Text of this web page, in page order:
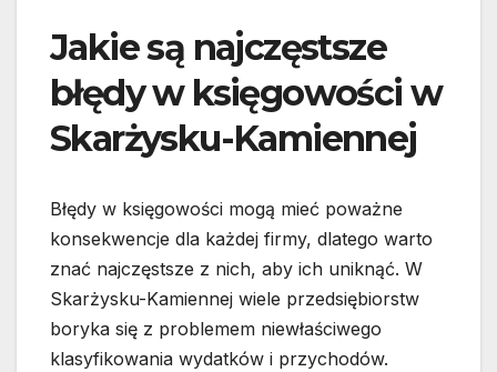
Jakie są najczęstsze
błędy w księgowości w
Skarżysku-Kamiennej
Błędy w księgowości mogą mieć poważne
konsekwencje dla każdej firmy, dlatego warto
znać najczęstsze z nich, aby ich uniknąć. W
Skarżysku-Kamiennej wiele przedsiębiorstw
boryka się z problemem niewłaściwego
klasyfikowania wydatków i przychodów.